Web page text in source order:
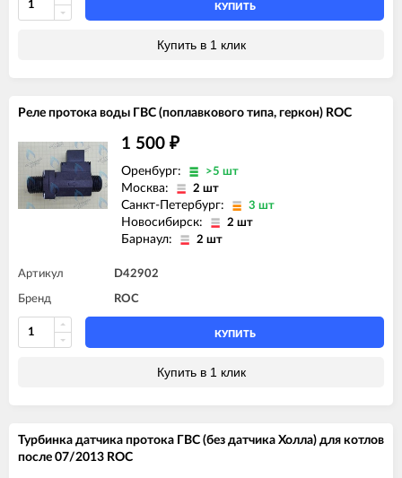
КУПИТЬ
Купить в 1 клик
Реле протока воды ГВС (поплавкового типа, геркон) ROC
1 500 ₽
Оренбург: >5 шт
Москва: 2 шт
Санкт-Петербург: 3 шт
Новосибирск: 2 шт
Барнаул: 2 шт
Артикул D42902
Бренд ROC
КУПИТЬ
Купить в 1 клик
Турбинка датчика протока ГВС (без датчика Холла) для котлов
после 07/2013 ROC